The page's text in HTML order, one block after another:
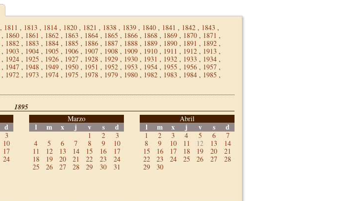
, 1811 , 1813 , 1814 , 1820 , 1821 , 1838 , 1839 , 1840 , 1841 , 1842 , 1843 ,
, 1860 , 1861 , 1862 , 1863 , 1864 , 1865 , 1866 , 1868 , 1869 , 1870 , 1871 ,
, 1882 , 1883 , 1884 , 1885 , 1886 , 1887 , 1888 , 1889 , 1890 , 1891 , 1892 ,
, 1903 , 1904 , 1905 , 1906 , 1907 , 1908 , 1909 , 1910 , 1911 , 1912 , 1913 ,
, 1924 , 1925 , 1926 , 1927 , 1928 , 1929 , 1930 , 1931 , 1932 , 1933 , 1934 ,
, 1947 , 1948 , 1949 , 1950 , 1951 , 1952 , 1953 , 1954 , 1955 , 1956 , 1957 ,
, 1972 , 1973 , 1974 , 1975 , 1978 , 1979 , 1980 , 1982 , 1983 , 1984 , 1985 ,
1895
d
3
10
17
24
Marzo
l m x j v s d
1 2
3
4
5 6 7 8 9
10
11
12 13 14 15 16
17
18
19 20 21 22 23
24
25
26 27 28 29 30 31
Abril
l m x j v s d
1 2 3 4 5 6
7
8
9 10 11 12 13
14
15
16 17 18 19 20
21
22
23 24 25 26 27
28
29
30